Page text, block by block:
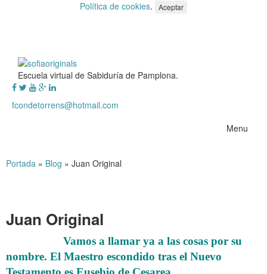
Política de cookies. Aceptar
Escuela virtual de Sabiduría de Pamplona.
fcondetorrens@hotmail.com
Menu
Portada » Blog » Juan Original
Juan Original
Vamos a llamar ya a las cosas por su
nombre. El Maestro escondido tras el Nuevo